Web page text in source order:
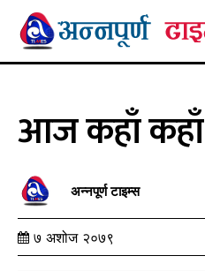
आज कहाँ कहाँ
अन्नपूर्ण टाइम्स
७ अशोज २०७९